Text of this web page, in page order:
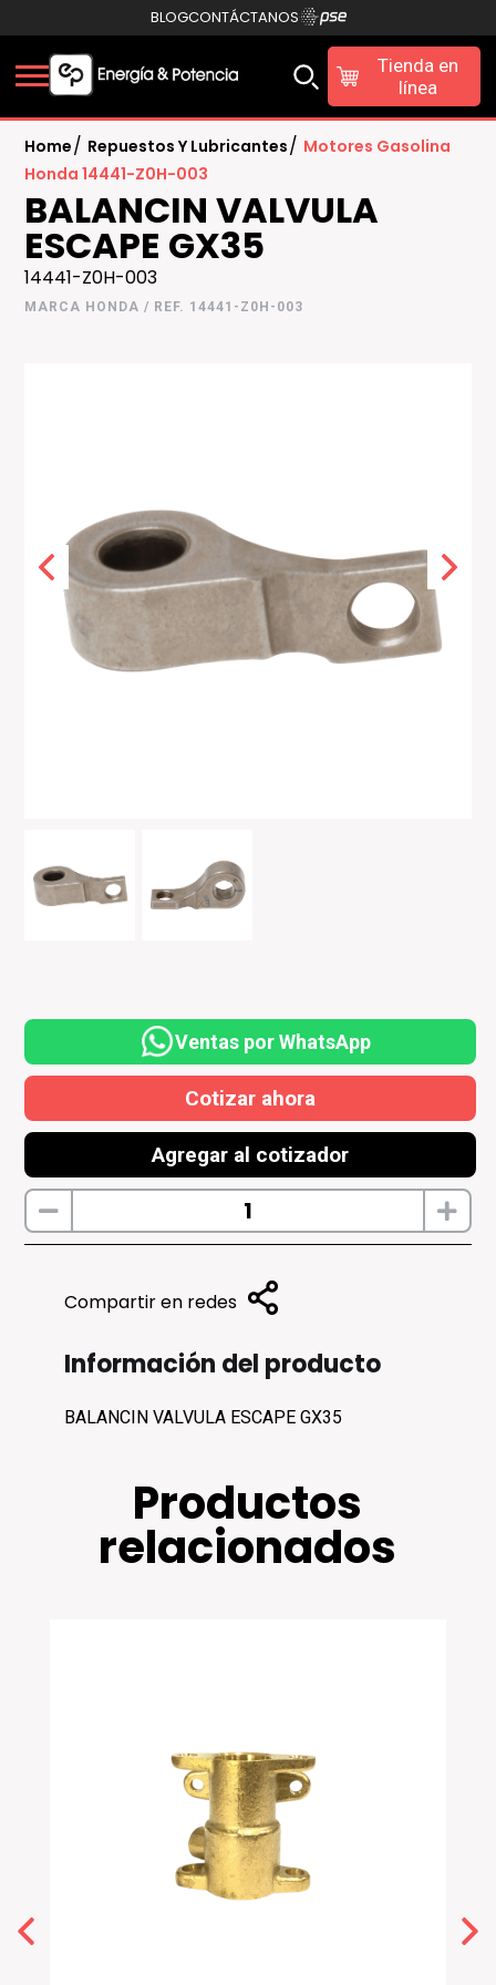
BLOGCONTÁCTANOS
Tienda en
línea
Home/ Repuestos Y Lubricantes/ Motores Gasolina
Honda 14441-Z0H-003
BALANCIN VALVULA
ESCAPE GX35
14441-Z0H-003
MARCA HONDA / REF. 14441-Z0H-003
Ventas por WhatsApp
Cotizar ahora
Agregar al cotizador
Compartir en redes
Información del producto
BALANCIN VALVULA ESCAPE GX35
Productos
relacionados